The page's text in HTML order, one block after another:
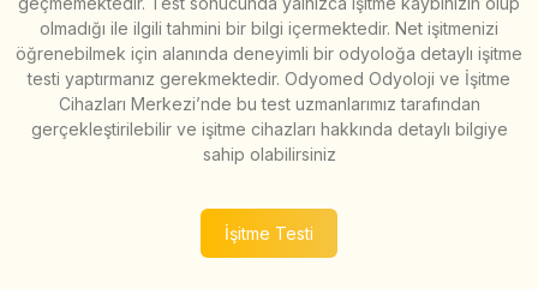
olmadığı ile ilgili tahmini bir bilgi içermektedir. Net işitmenizi
öğrenebilmek için alanında deneyimli bir odyoloğa detaylı işitme
testi yaptırmanız gerekmektedir. Odyomed Odyoloji ve İşitme
Cihazları Merkezi’nde bu test uzmanlarımız tarafından
gerçekleştirilebilir ve işitme cihazları hakkında detaylı bilgiye
sahip olabilirsiniz
İşitme Testi